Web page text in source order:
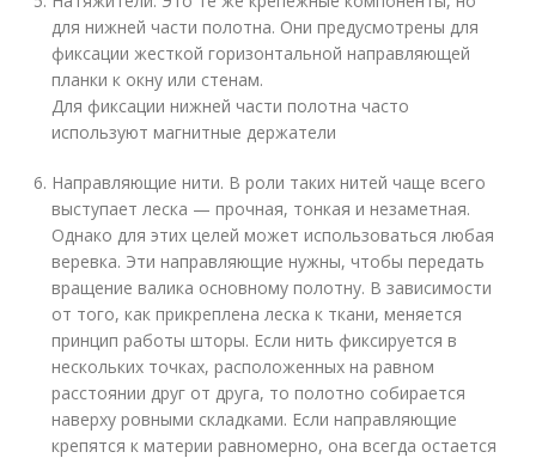
для нижней части полотна. Они предусмотрены для
фиксации жесткой горизонтальной направляющей
планки к окну или стенам.
Для фиксации нижней части полотна часто
используют магнитные держатели
Направляющие нити. В роли таких нитей чаще всего
выступает леска — прочная, тонкая и незаметная.
Однако для этих целей может использоваться любая
веревка. Эти направляющие нужны, чтобы передать
вращение валика основному полотну. В зависимости
от того, как прикреплена леска к ткани, меняется
принцип работы шторы. Если нить фиксируется в
нескольких точках, расположенных на равном
расстоянии друг от друга, то полотно собирается
наверху ровными складками. Если направляющие
крепятся к материи равномерно, она всегда остается